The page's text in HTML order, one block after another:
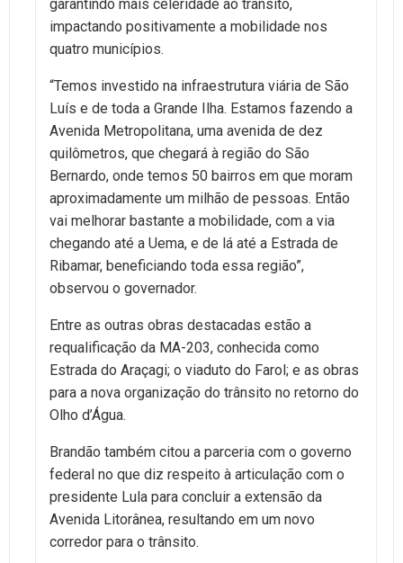
garantindo mais celeridade ao trânsito,
impactando positivamente a mobilidade nos
quatro municípios.
“Temos investido na infraestrutura viária de São
Luís e de toda a Grande Ilha. Estamos fazendo a
Avenida Metropolitana, uma avenida de dez
quilômetros, que chegará à região do São
Bernardo, onde temos 50 bairros em que moram
aproximadamente um milhão de pessoas. Então
vai melhorar bastante a mobilidade, com a via
chegando até a Uema, e de lá até a Estrada de
Ribamar, beneficiando toda essa região”,
observou o governador.
Entre as outras obras destacadas estão a
requalificação da MA-203, conhecida como
Estrada do Araçagi; o viaduto do Farol; e as obras
para a nova organização do trânsito no retorno do
Olho d’Água.
Brandão também citou a parceria com o governo
federal no que diz respeito à articulação com o
presidente Lula para concluir a extensão da
Avenida Litorânea, resultando em um novo
corredor para o trânsito.